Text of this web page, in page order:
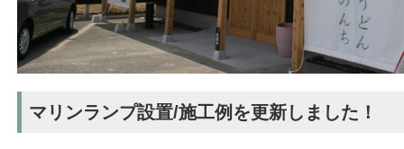
マリンランプ設置/施工例を更新しました！